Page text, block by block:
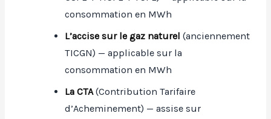
consommation en MWh
L’accise sur le gaz naturel (anciennement
TICGN) — applicable sur la
consommation en MWh
La CTA(Contribution Tarifaire
d’Acheminement) — assise sur